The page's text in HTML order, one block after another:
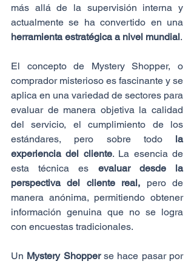
más allá de la supervisión interna y
herramienta estratégica a nivel mundial.
El concepto de Mystery Shopper, o
comprador misterioso es fascinante y se
aplica en una variedad de sectores para
evaluar de manera objetiva la calidad
del servicio, el cumplimiento de los
estándares, pero sobre todo la
experiencia del cliente. La esencia de
esta técnica es evaluar desde la
perspectiva del cliente real, pero de
manera anónima, permitiendo obtener
información genuina que no se logra
con encuestas tradicionales.
Un Mystery Shopper se hace pasar por